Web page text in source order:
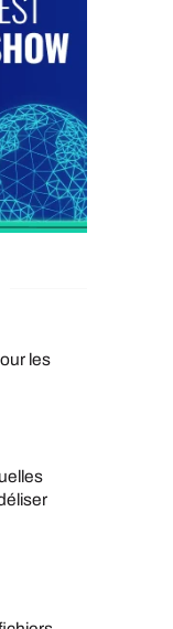
les